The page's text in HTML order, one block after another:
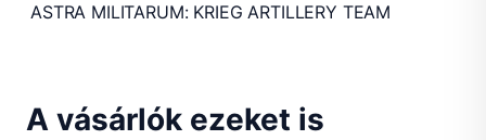
ASTRA MILITARUM: KRIEG ARTILLERY TEAM
A vásárlók ezeket is